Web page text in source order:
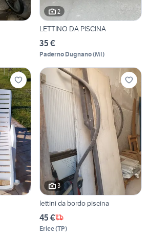
2
LETTINO DA PISCINA
35 €
Paderno Dugnano(MI)
3
lettini da bordo piscina
45 €
Erice(TP)